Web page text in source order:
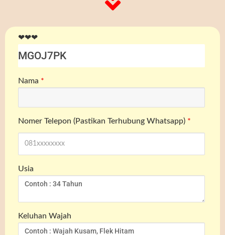
❤❤❤
Nama *
Nomer Telepon (Pastikan Terhubung Whatsapp) *
Usia
Keluhan Wajah